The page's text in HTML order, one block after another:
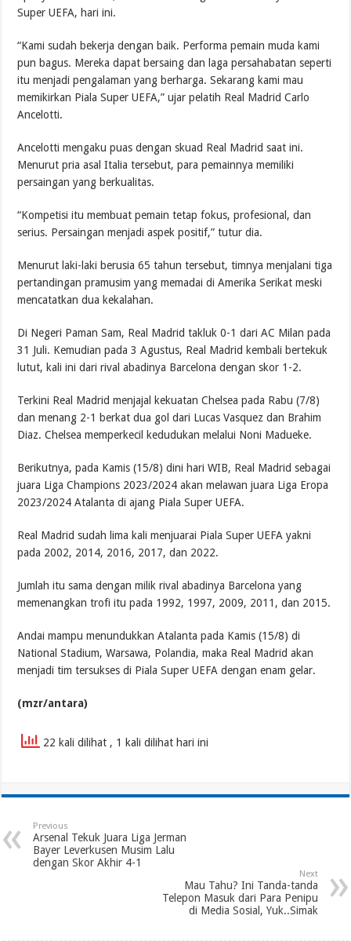
Super UEFA, hari ini.
“Kami sudah bekerja dengan baik. Performa pemain muda kami
pun bagus. Mereka dapat bersaing dan laga persahabatan seperti
itu menjadi pengalaman yang berharga. Sekarang kami mau
memikirkan Piala Super UEFA,” ujar pelatih Real Madrid Carlo
Ancelotti.
Ancelotti mengaku puas dengan skuad Real Madrid saat ini.
Menurut pria asal Italia tersebut, para pemainnya memiliki
persaingan yang berkualitas.
“Kompetisi itu membuat pemain tetap fokus, profesional, dan
serius. Persaingan menjadi aspek positif,” tutur dia.
Menurut laki-laki berusia 65 tahun tersebut, timnya menjalani tiga
pertandingan pramusim yang memadai di Amerika Serikat meski
mencatatkan dua kekalahan.
Di Negeri Paman Sam, Real Madrid takluk 0-1 dari AC Milan pada
31 Juli. Kemudian pada 3 Agustus, Real Madrid kembali bertekuk
lutut, kali ini dari rival abadinya Barcelona dengan skor 1-2.
Terkini Real Madrid menjajal kekuatan Chelsea pada Rabu (7/8)
dan menang 2-1 berkat dua gol dari Lucas Vasquez dan Brahim
Diaz. Chelsea memperkecil kedudukan melalui Noni Madueke.
Berikutnya, pada Kamis (15/8) dini hari WIB, Real Madrid sebagai
juara Liga Champions 2023/2024 akan melawan juara Liga Eropa
2023/2024 Atalanta di ajang Piala Super UEFA.
Real Madrid sudah lima kali menjuarai Piala Super UEFA yakni
pada 2002, 2014, 2016, 2017, dan 2022.
Jumlah itu sama dengan milik rival abadinya Barcelona yang
memenangkan trofi itu pada 1992, 1997, 2009, 2011, dan 2015.
Andai mampu menundukkan Atalanta pada Kamis (15/8) di
National Stadium, Warsawa, Polandia, maka Real Madrid akan
menjadi tim tersukses di Piala Super UEFA dengan enam gelar.
(mzr/antara)
22 kali dilihat , 1 kali dilihat hari ini
Previous
Arsenal Tekuk Juara Liga Jerman
Bayer Leverkusen Musim Lalu
dengan Skor Akhir 4-1
Next
Mau Tahu? Ini Tanda-tanda
Telepon Masuk dari Para Penipu
di Media Sosial, Yuk..Simak